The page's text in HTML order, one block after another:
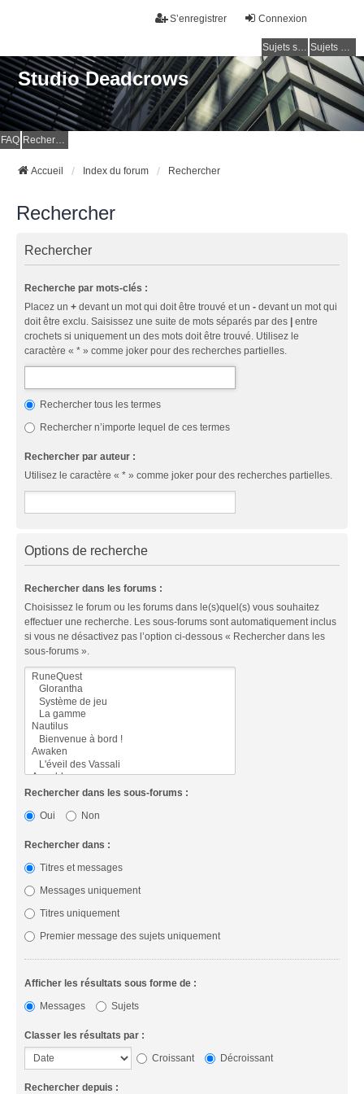
Connexion
S’enregistrer
Sujets sans réponse Sujets actifs
Studio Deadcrows
FAQ Rechercher
Accueil Index du forum Rechercher
Rechercher
Rechercher
Recherche par mots-clés :
Placez un + devant un mot qui doit être trouvé et un - devant un mot qui
doit être exclu. Saisissez une suite de mots séparés par des | entre
crochets si uniquement un des mots doit être trouvé. Utilisez le
caractère « * » comme joker pour des recherches partielles.
Rechercher tous les termes
Rechercher n’importe lequel de ces termes
Rechercher par auteur :
Utilisez le caractère « * » comme joker pour des recherches partielles.
Options de recherche
Rechercher dans les forums :
Choisissez le forum ou les forums dans le(s)quel(s) vous souhaitez
effectuer une recherche. Les sous-forums sont automatiquement inclus
si vous ne désactivez pas l’option ci-dessous « Rechercher dans les
sous-forums ».
Rechercher dans les sous-forums :
Oui
Non
Rechercher dans :
Titres et messages
Messages uniquement
Titres uniquement
Premier message des sujets uniquement
Afficher les résultats sous forme de :
Messages
Sujets
Classer les résultats par :
Croissant
Décroissant
Rechercher depuis :